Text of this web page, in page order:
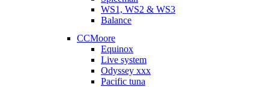
WS1, WS2 & WS3
Balance
CCMoore
Equinox
Live system
Odyssey xxx
Pacific tuna